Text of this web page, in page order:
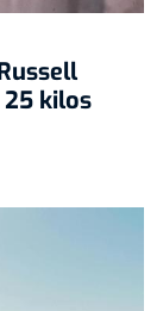
25 kilos